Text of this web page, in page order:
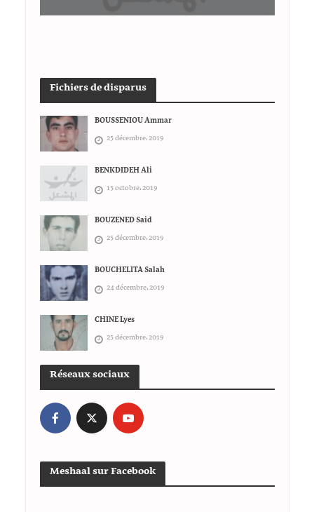
Fichiers de disparus
BOUSSENIOU Ammar
25 décembre، 2019
BENKDIDEH Ali
15 octobre، 2019
BOUZENED Said
25 décembre، 2019
BOUCHELITA Salah
24 décembre، 2019
CHINE Lyes
25 décembre، 2019
Réseaux sociaux
Meshaal sur Facebook